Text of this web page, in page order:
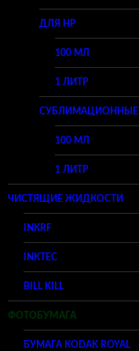
ДЛЯ HP
100 МЛ
1 ЛИТР
СУБЛИМАЦИОННЫЕ
100 МЛ
1 ЛИТР
ЧИСТЯЩИЕ ЖИДКОСТИ
INKRF
INKTEC
BILL KILL
ФОТОБУМАГА
БУМАГА KODAK ROYAL